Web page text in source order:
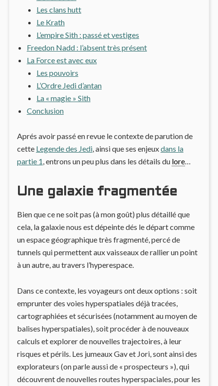
Les clans hutt
Le Krath
L’empire Sith : passé et vestiges
Freedon Nadd : l’absent très présent
La Force est avec eux
Les pouvoirs
L’Ordre Jedi d’antan
La « magie » Sith
Conclusion
Aprés avoir passé en revue le contexte de parution de
cette Legende des Jedi, ainsi que ses enjeuxdans la
partie 1, entrons un peu plus dans les détails du lore…
Une galaxie fragmentée
Bien que ce ne soit pas (à mon goût) plus détaillé que
cela, la galaxie nous est dépeinte dés le départ comme
un espace géographique très fragmenté, percé de
tunnels qui permettent aux vaisseaux de rallier un point
à un autre, au travers l’hyperespace.
Dans ce contexte, les voyageurs ont deux options : soit
emprunter des voies hyperspatiales déjà tracées,
cartographiées et sécurisées (notamment au moyen de
balises hyperspatiales), soit procéder à de nouveaux
calculs et explorer de nouvelles trajectoires, à leur
risques et périls. Les jumeaux Gav et Jori, sont ainsi des
explorateurs (on parle aussi de « prospecteurs »), qui
découvrent de nouvelles routes hyperspaciales, pour les